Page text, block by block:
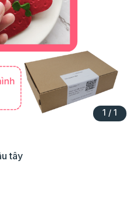
1 / 1
tây